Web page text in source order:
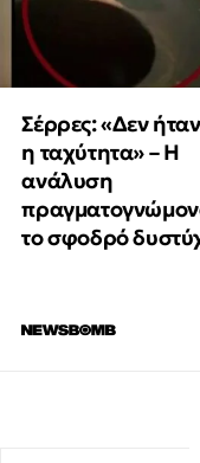
Σέρρες: «Δεν
η ταχύτητα» – Η
ανάλυση
το σφοδρό